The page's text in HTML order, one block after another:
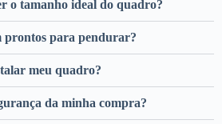
o tamanho ideal do quadro?
prontos para pendurar?
meu quadro?
da minha compra?